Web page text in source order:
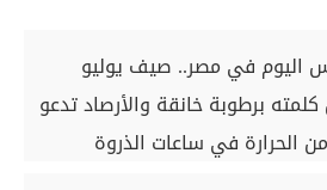
اليوم في مصر.. صيف يوليو
برطوبة خانقة والأرصاد تدعو
الحرارة في ساعات الذروة